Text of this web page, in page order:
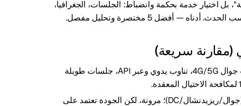
بل اختيار خدمة بحكمة وانضباط: الجلسات، الجغرافيا،
— أفضل 5 مختصرة وتحليل مفصل.
— بروكسيات جوال 4G/5G، تناوب يدوي وعبر API، جلسات طويلة
— سوق لمجمعات (جوال/ريزيدنشال/DC)؛ مرونة، لكن الجودة تعتمد على